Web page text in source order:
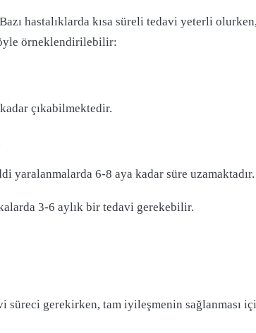
hastalıklarda kısa süreli tedavi yeterli
örneklendirilebilir:
çıkabilmektedir.
6-8 aya kadar süre uzamaktadır.
3-6 aylık bir tedavi gerekebilir.
süreci gerekirken, tam iyileşmenin sağlanması